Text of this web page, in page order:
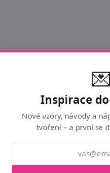
bezpečnost
před dlouhodobým
vašeho monitoru či
💌
Inspirace
Nové vzory, návody a
tvoření – a první se